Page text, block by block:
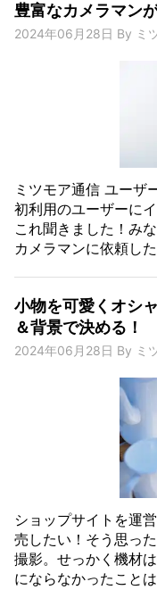
豊富なカメラマン
2024年06月28日 By ミ
ミツモア通信 ユーザ
初利用のユーザーに
これ聞きました！み
カメラマンに依頼し
小物を可愛くオシ
＆背景で決める！
2024年06月28日 By ミ
ショップサイトを運
売したい！そう思っ
撮影。せっかく機材
にならなかったこと